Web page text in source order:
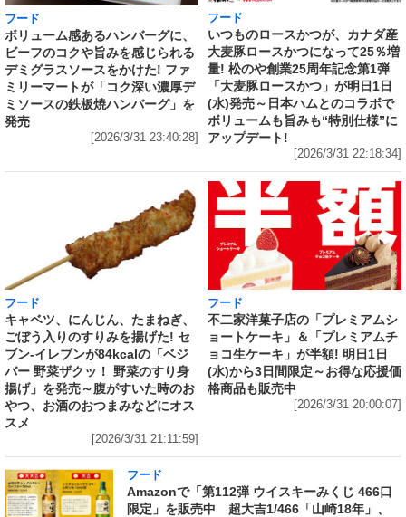
フード
ボリューム感あるハンバーグに、
ビーフのコクや旨みを感じられる
デミグラスソースをかけた! ファ
ミリーマートが「コク深い濃厚デ
ミソースの鉄板焼ハンバーグ」を
発売
[2026/3/31 23:40:28]
フード
いつものロースかつが、カナダ産
大麦豚ロースかつになって25％増
量! 松のや創業25周年記念第1弾
「大麦豚ロースかつ」が明日1日
(水)発売～日本ハムとのコラボで
ボリュームも旨みも“特別仕様”に
アップデート!
[2026/3/31 22:18:34]
フード
キャベツ、にんじん、たまねぎ、
ごぼう入りのすりみを揚げた! セ
ブン‐イレブンが84kcalの「ベジ
バー 野菜ザクッ！ 野菜のすり身
揚げ」を発売～腹がすいた時のお
やつ、お酒のおつまみなどにオス
スメ
[2026/3/31 21:11:59]
フード
不二家洋菓子店の「プレミアムシ
ョートケーキ」＆「プレミアムチ
ョコ生ケーキ」が半額! 明日1日
(水)から3日間限定～お得な応援価
格商品も販売中
[2026/3/31 20:00:07]
フード
Amazonで「第112弾 ウイスキーみくじ 466口
限定」を販売中 超大吉1/466「山崎18年」、